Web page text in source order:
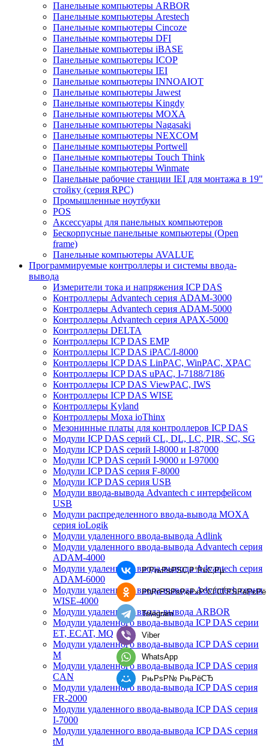
Панельные компьютеры ARBOR
Панельные компьютеры Arestech
Панельные компьютеры Cincoze
Панельные компьютеры DFI
Панельные компьютеры iBASE
Панельные компьютеры ICOP
Панельные компьютеры IEI
Панельные компьютеры INNOAIOT
Панельные компьютеры Jawest
Панельные компьютеры Kingdy
Панельные компьютеры MOXA
Панельные компьютеры Nagasaki
Панельные компьютеры NEXCOM
Панельные компьютеры Portwell
Панельные компьютеры Touch Think
Панельные компьютеры Winmate
Панельные рабочие станции IEI для монтажа в 19"
стойку (серия RPC)
Промышленные ноутбуки
POS
Аксессуары для панельных компьютеров
Бескорпусные панельные компьютеры (Open
frame)
Панельные компьютеры AVALUE
Программируемые контроллеры и системы ввода-
вывода
Измерители тока и напряжения ICP DAS
Контроллеры Advantech серия ADAM-3000
Контроллеры Advantech серия ADAM-5000
Контроллеры Advantech серия APAX-5000
Контроллеры DELTA
Контроллеры ICP DAS EMP
Контроллеры ICP DAS iPAC/I-8000
Контроллеры ICP DAS LinPAC, WinPAC, XPAC
Контроллеры ICP DAS uPAC, I-7188/7186
Контроллеры ICP DAS ViewPAC, IWS
Контроллеры ICP DAS WISE
Контроллеры Kyland
Контроллеры Moxa ioThinx
Мезонинные платы для контроллеров ICP DAS
Модули ICP DAS серий CL, DL, LC, PIR, SC, SG
Модули ICP DAS серий I-8000 и I-87000
Модули ICP DAS серий I-9000 и I-97000
Модули ICP DAS серия F-8000
Модули ICP DAS серия USB
Модули ввода-вывода Advantech с интерфейсом
USB
Модули распределенного ввода-вывода MOXA
серия ioLogik
Модули удаленного ввода-вывода Adlink
Модули удаленного ввода-вывода Advantech серия
ADAM-4000
Модули удаленного ввода-вывода Advantech серия
ADAM-6000
Модули удаленного ввода-вывода Advantech серия
WISE-4000
Модули удаленного ввода-вывода ARBOR
Модули удаленного ввода-вывода ICP DAS серии
ET, ECAT, MQ
Модули удаленного ввода-вывода ICP DAS серии
M
Модули удаленного ввода-вывода ICP DAS серия
CAN
Модули удаленного ввода-вывода ICP DAS серия
FR-2000
Модули удаленного ввода-вывода ICP DAS серия
I-7000
Модули удаленного ввода-вывода ICP DAS серия
tM
Р’РљРѕРЅС‚Р°РєС‚Рµ
РћРґРЅРѕРєР»Р°СЃСЃРЅРёРєРё
Telegram
Viber
WhatsApp
РњРѕР№ РњРёСЂ